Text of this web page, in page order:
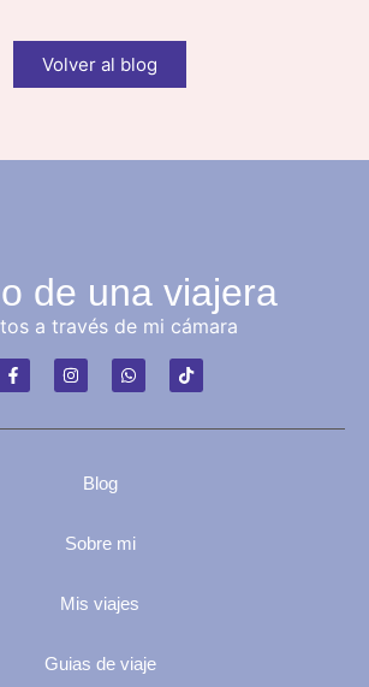
Volver al blog
de una viajera
a través de mi cámara
Blog
Sobre mi
Mis viajes
Guias de viaje